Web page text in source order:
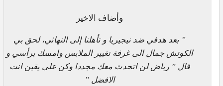
وأضاف الاخير
” بعد هدفي ضد نيجيريا و تأهلنا إلى النهائي، لحق بي
الكوتش جمال الى غرفة تغيير الملابس وامسك برأسي و
قال ” رياض لن اتحدث معك مجددا وكن على يقين انت
الافضل ”